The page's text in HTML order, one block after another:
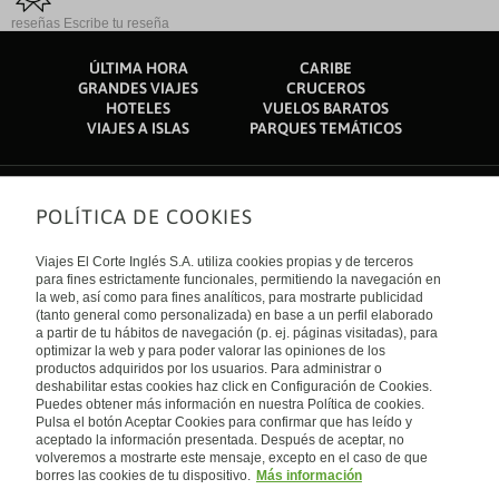
reseñas Escribe tu reseña
ÚLTIMA HORA
CARIBE
GRANDES VIAJES
CRUCEROS
HOTELES
VUELOS BARATOS
VIAJES A ISLAS
PARQUES TEMÁTICOS
Sobre nosotros
Quiénes somos
Financiación
Sostenibilidad
Turismo accesible
Tarjeta El Corte Inglés
Trabaja con nosotros
El Corte Inglés
Canal Ético
Enlaces de interés
Guías de viaje
Catálogos
Auto check-in
Condiciones Generales
Política de privacidad
Política de cookies
Accesibilidad
Empresas/ Grupos
Internacional
España
Visita nuestro blog
Blog de Viajes el Corte inglés
POLÍTICA DE COOKIES
Viajes El Corte Inglés S.A. utiliza cookies propias y de terceros
para fines estrictamente funcionales, permitiendo la navegación en
la web, así como para fines analíticos, para mostrarte publicidad
(tanto general como personalizada) en base a un perfil elaborado
a partir de tu hábitos de navegación (p. ej. páginas visitadas), para
optimizar la web y para poder valorar las opiniones de los
productos adquiridos por los usuarios. Para administrar o
deshabilitar estas cookies haz click en Configuración de Cookies.
Puedes obtener más información en nuestra Política de cookies.
Pulsa el botón Aceptar Cookies para confirmar que has leído y
aceptado la información presentada. Después de aceptar, no
volveremos a mostrarte este mensaje, excepto en el caso de que
borres las cookies de tu dispositivo. Más información